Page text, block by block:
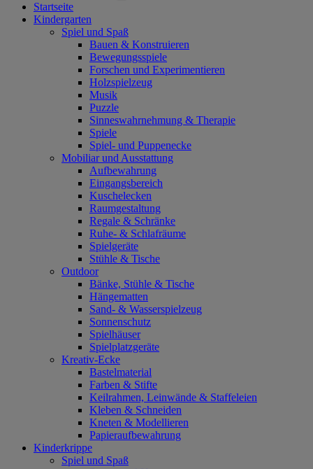
Startseite
Kindergarten
Spiel und Spaß
Bauen & Konstruieren
Bewegungsspiele
Forschen und Experimentieren
Holzspielzeug
Musik
Puzzle
Sinneswahrnehmung & Therapie
Spiele
Spiel- und Puppenecke
Mobiliar und Ausstattung
Aufbewahrung
Eingangsbereich
Kuschelecken
Raumgestaltung
Regale & Schränke
Ruhe- & Schlafräume
Spielgeräte
Stühle & Tische
Outdoor
Bänke, Stühle & Tische
Hängematten
Sand- & Wasserspielzeug
Sonnenschutz
Spielhäuser
Spielplatzgeräte
Kreativ-Ecke
Bastelmaterial
Farben & Stifte
Keilrahmen, Leinwände & Staffeleien
Kleben & Schneiden
Kneten & Modellieren
Papieraufbewahrung
Kinderkrippe
Spiel und Spaß